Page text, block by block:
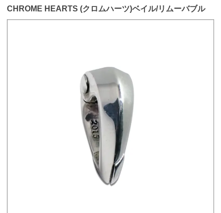
CHROME HEARTS (クロムハーツ)ベイル/リムーバブル